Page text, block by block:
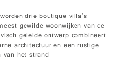
drie boutique villa’s
gewilde woonwijken van de
geleide ontwerp combineert
architectuur en een rustige
het strand.